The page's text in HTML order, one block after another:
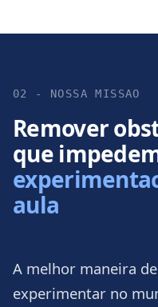
02 - NOSSA MISSAO
Remover
que
aula
A melhor maneira
experimentar no